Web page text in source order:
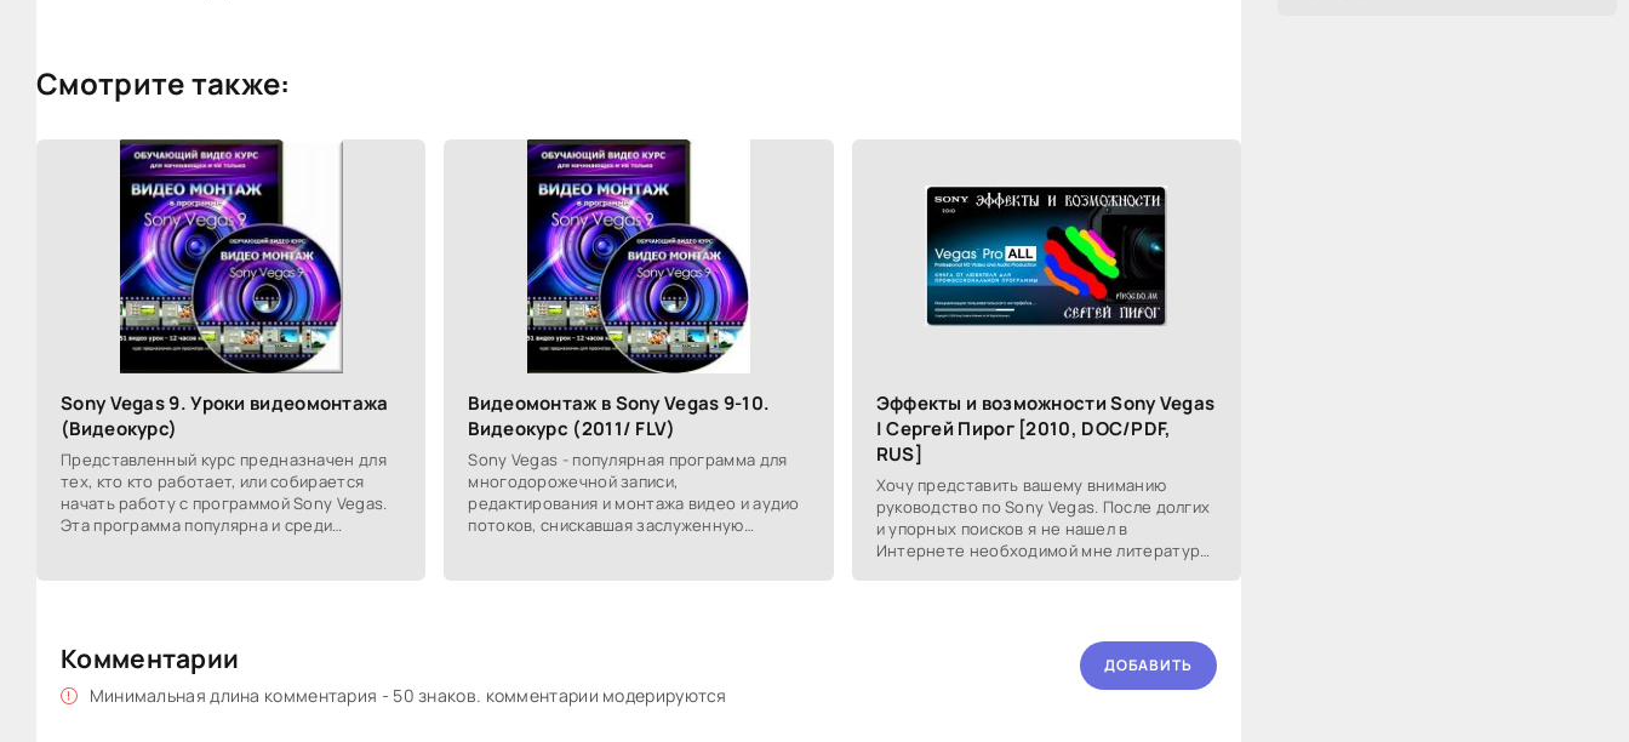
Смотрите также:
Sony Vegas 9. Уроки видеомонтажа
(Видеокурс)
Представленный курс предназначен для
тех, кто кто работает, или собирается
начать работу с программой Sony Vegas.
Эта программа популярна и среди
Видеомонтаж в Sony Vegas 9-10.
Видеокурс (2011/ FLV)
Sony Vegas - популярная программа для
многодорожечной записи,
редактирования и монтажа видео и аудио
потоков, снискавшая заслуженную
Эффекты и возможности Sony Vegas
| Сергей Пирог [2010, DOC/PDF,
RUS]
Хочу представить вашему вниманию
руководство по Sony Vegas. После долгих
и упорных поисков я не нашел в
Интернете необходимой мне литературы
Комментарии
Минимальная длина комментария - 50 знаков. комментарии модерируются
ДОБАВИТЬ